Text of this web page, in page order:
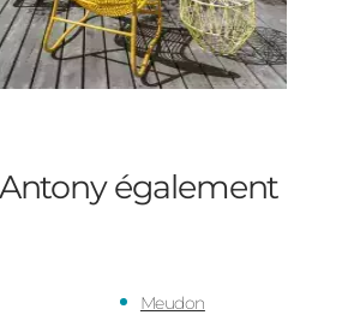
également
Meudon